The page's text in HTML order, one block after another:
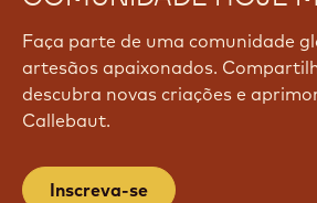
Faça parte de uma comunidade
artesãos apaixonados.
descubra novas criações e
Callebaut.
Inscreva-se